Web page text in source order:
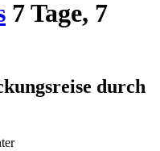
7 Tage, 7
durch